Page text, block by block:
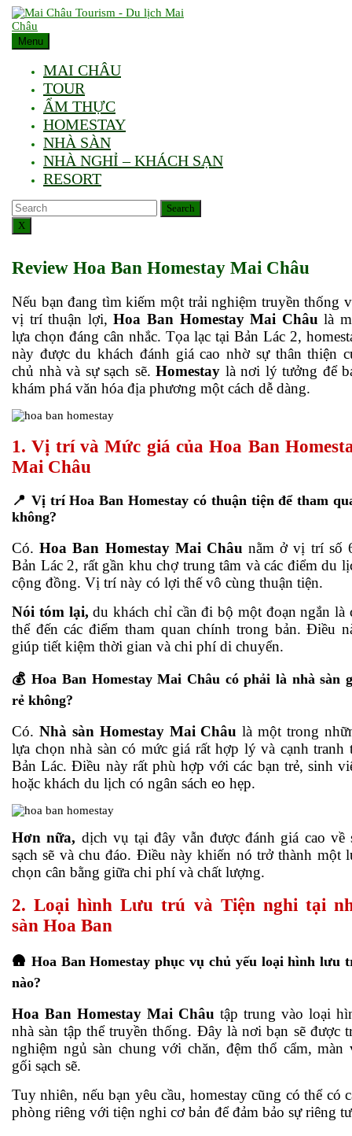
Skip
to
content
Menu
MAI CHÂU
TOUR
ẨM THỰC
HOMESTAY
NHÀ SÀN
NHÀ NGHỈ – KHÁCH SẠN
RESORT
Search
Search
X
Review Hoa Ban Homestay Mai Châu
Nếu bạn đang tìm kiếm một trải nghiệm truyền thống với
vị trí thuận lợi,Hoa Ban Homestay Mai Châu là
lựa chọn đáng cân nhắc. Tọa lạc tại Bản Lác 2,
này được du khách đánh giá cao nhờ sự thân thiện
chủ nhà và sự sạch sẽ. Homestay là nơi lý tưởng để
khám phá văn hóa địa phương một cách dễ dàng.
1. Vị trí và Mức giá của Hoa Ban
Mai Châu
📍 Vị trí Hoa Ban Homestay có thuận tiện để tham
không?
Có.Hoa Ban Homestay Mai Châu nằm ở vị trí số
Bản Lác 2, rất gần khu chợ trung tâm và các điểm du
cộng đồng. Vị trí này có lợi thế vô cùng thuận tiện.
Nói tóm lại, du khách chỉ cần đi bộ một đoạn ngắn là
thể đến các điểm tham quan chính trong bản. Điều
giúp tiết kiệm thời gian và chi phí di chuyển.
💰 Hoa Ban Homestay Mai Châu có phải là nhà sàn
rẻ không?
Có. Nhà sàn Homestay Mai Châu là một trong
lựa chọn nhà sàn có mức giá rất hợp lý và cạnh tranh
Bản Lác. Điều này rất phù hợp với các bạn trẻ, sinh
hoặc khách du lịch có ngân sách eo hẹp.
Hơn nữa, dịch vụ tại đây vẫn được đánh giá cao về
sạch sẽ và chu đáo. Điều này khiến nó trở thành một
chọn cân bằng giữa chi phí và chất lượng.
2. Loại hình Lưu trú và Tiện nghi tại
sàn Hoa Ban
🛖 Hoa Ban Homestay phục vụ chủ yếu loại hình lưu
nào?
Hoa Ban Homestay Mai Châu tập trung vào loại
nhà sàn tập thể truyền thống. Đây là nơi bạn sẽ được
nghiệm ngủ sàn chung với chăn, đệm thổ cẩm, màn
gối sạch sẽ.
Tuy nhiên, nếu bạn yêu cầu, homestay cũng có thể có
phòng riêng với tiện nghi cơ bản để đảm bảo sự riêng